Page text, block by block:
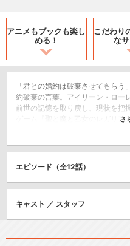
アニメもブックも楽し
める！
こだわり
な
「君との婚約は破棄させてもら
約破棄の言葉。アイリーン・ロー
前世の記憶を取り戻し、現状を把
ゲーム『聖と魔と乙女のレガリア
路を邪魔する、悪役令嬢・アイリ
転、幸せを掴み取るためのアイ
SF/ファンタジー
さ
エピソード（全12話）
キャスト ／ スタッフ